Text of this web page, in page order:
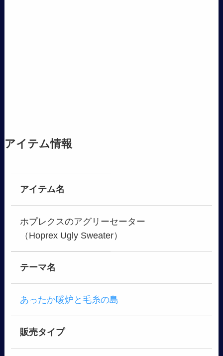
アイテム情報
アイテム名
ホプレクスのアグリーセーター
（Hoprex Ugly Sweater）
テーマ名
あったか暖炉と毛糸の島
販売タイプ